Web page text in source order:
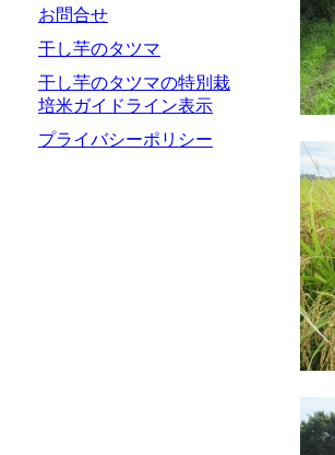
お問合せ
干し芋のタツマ
干し芋のタツマの特別栽
培米ガイドライン表示
プライバシーポリシー